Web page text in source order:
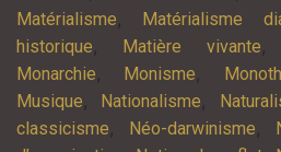
Matérialisme, Matérialisme
historique, Matière vivante,
Monarchie, Monisme,
Musique, Nationalisme,
classicisme, Néo-darwinisme,